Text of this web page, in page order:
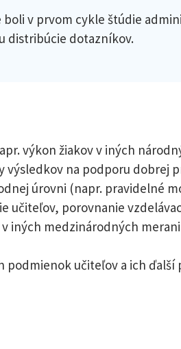
v prvom cykle štúdie
distribúcie dotazníkov.
výkon žiakov v iných
výsledkov na podporu dobrej
úrovni (napr. pravidelné
učiteľov, porovnanie
iných medzinárodných
učiteľov a ich ďalší